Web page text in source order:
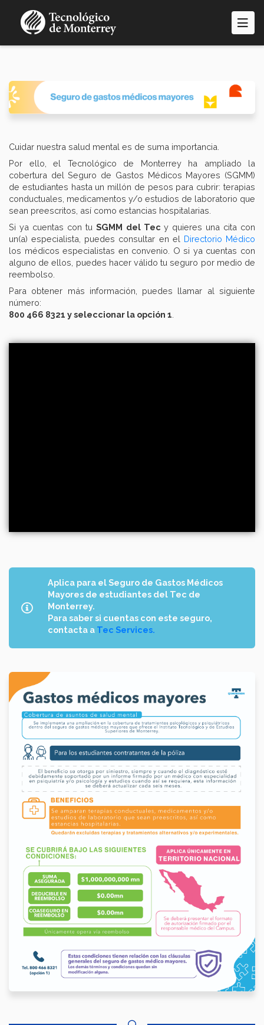
contenido
Cuidar nuestra salud mental es de suma importancia.
Por ello, el Tecnológico de Monterrey ha ampliado la
cobertura del Seguro de Gastos Médicos Mayores (SGMM)
de estudiantes hasta un millón de pesos para cubrir: terapias
conductuales, medicamentos y/o estudios de laboratorio que
sean preescritos, así como estancias hospitalarias.
Si ya cuentas con tuSGMM del Tec y quieres una cita con
un(a) especialista, puedes consultar en el Directorio Médico
los médicos especialistas en convenio. O si ya cuentas con
alguno de ellos, puedes hacer válido tu seguro por medio de
reembolso.
Para obtener más información, puedes llamar al siguiente
número:
800 466 8321 y seleccionar la opción 1
Aplica para el Seguro de Gastos Médicos
Mayores de estudiantes del Tec de
Monterrey.
Para saber si cuentas con este seguro,
contacta a Tec Services.